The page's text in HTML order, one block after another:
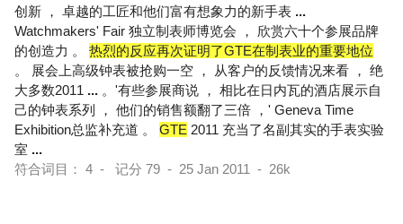
创新 ， 卓越的工匠和他们富有想象力的新手表 ...
Watchmakers' Fair 独立制表师博览会 ， 欣赏六十个参展品牌
的创造力 。 热烈的反应再次证明了GTE在制表业的重要地位
。 展会上高级钟表被抢购一空 ， 从客户的反馈情况来看 ， 绝
大多数2011 ... 。'有些参展商说 ， 相比在日内瓦的酒店展示自
己的钟表系列 ， 他们的销售额翻了三倍 ，' Geneva Time
Exhibition总监补充道 。 GTE 2011 充当了名副其实的手表实验
室 ...
符合词目： 4 - 记分 79 - 25 Jan 2011 - 26k